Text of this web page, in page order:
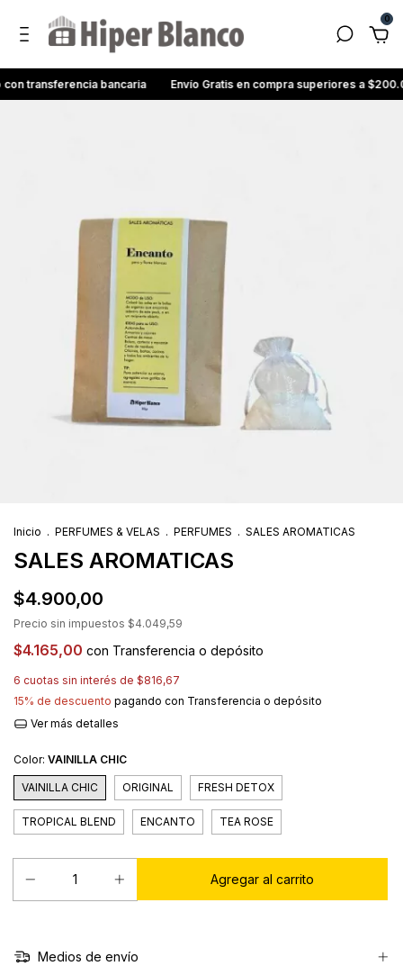
0
bancaria Envío Gratis en compra superiores a $200.000
Inicio . PERFUMES & VELAS . PERFUMES . SALES AROMATICAS
SALES AROMATICAS
$4.900,00
Precio sin impuestos $4.049,59
$4.165,00 con Transferencia o depósito
6 cuotas sin interés de $816,67
15% de descuento pagando con Transferencia o depósito
Ver más detalles
Color: VAINILLA CHIC
VAINILLA CHIC ORIGINAL FRESH DETOX
TROPICAL BLEND ENCANTO TEA ROSE
Medios de envío